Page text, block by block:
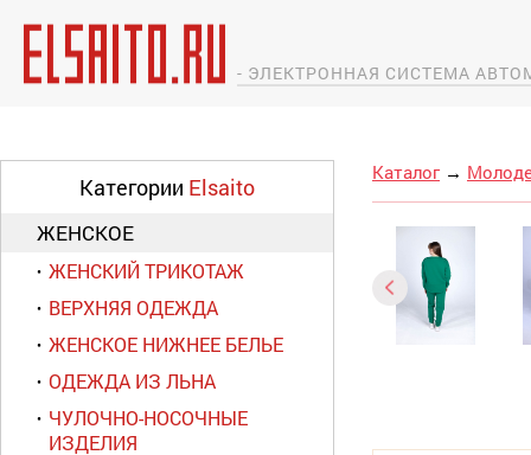
- ЭЛЕКТРОННАЯ СИСТЕМА
Категории Elsaito
ЖЕНСКОЕ
ЖЕНСКИЙ ТРИКОТАЖ
ВЕРХНЯЯ ОДЕЖДА
ЖЕНСКОЕ НИЖНЕЕ БЕЛЬЕ
ОДЕЖДА ИЗ ЛЬНА
ЧУЛОЧНО-НОСОЧНЫЕ
ИЗДЕЛИЯ
Каталог →